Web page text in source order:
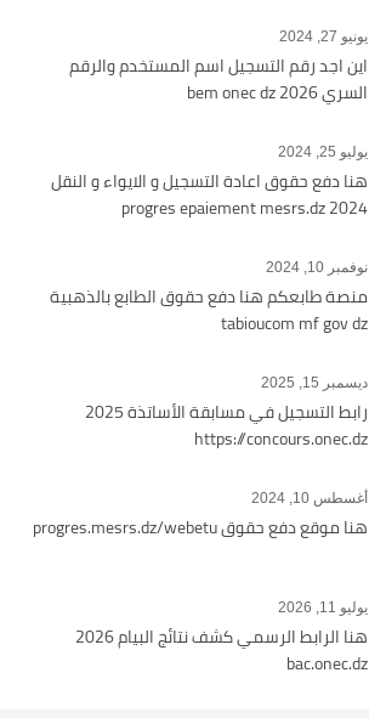
يونيو 27, 2024
اين اجد رقم التسجيل اسم المستخدم والرقم
السري bem onec dz 2026
يوليو 25, 2024
هنا دفع حقوق اعادة التسجيل و الايواء و النقل
2024 progres epaiement mesrs.dz
نوفمبر 10, 2024
منصة طابعكم هنا دفع حقوق الطابع بالذهبية
tabioucom mf gov dz
ديسمبر 15, 2025
رابط التسجيل في مسابقة الأساتذة 2025
https://concours.onec.dz
أغسطس 10, 2024
هنا موقع دفع حقوق progres.mesrs.dz/webetu
يوليو 11, 2026
هنا الرابط الرسمي كشف نتائج البيام 2026
bac.onec.dz